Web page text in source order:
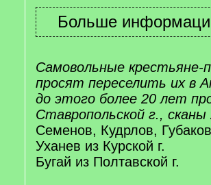
Самовольные крестьяне-
просят переселить их в
до этого более 20 лет
Ставропольской г., сканы
Семенов, Кудрлов,
Уханев из Курской г.
Бугай из Полтавской г.